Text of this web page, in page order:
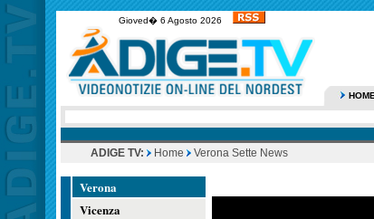
Gioved� 6 Agosto 2026
HOME
ADIGE TV: Home Verona Sette News
Verona
Vicenza